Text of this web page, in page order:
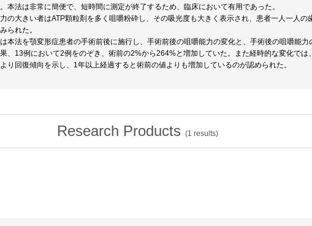
本法は非常に簡便で、短時間に測定が終了するため、臨床において有用であった。
の大きい者はATP顆粒剤を多く咀嚼粉砕し、その吸光度も大きく表示され、患者一人一人の
られた。
本法を顎変形症患者の手術前後に施行し、手術前後の咀嚼能力の変化と、手術後の咀嚼能力
、13例において2例をのぞき、術前の2%から264%と増加していた。また経時的な変化では
り回復傾向を示し、1年以上経過すると術前の値よりも増加しているのが認められた。
Research Products (1 results)